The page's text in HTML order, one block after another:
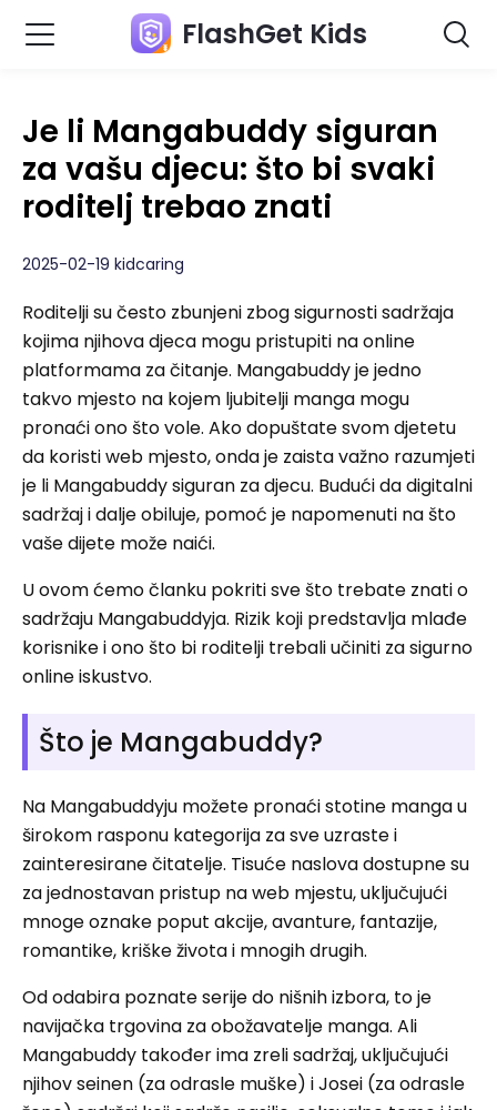
FlashGet Kids
Je li Mangabuddy siguran
za vašu djecu: što bi svaki
roditelj trebao znati
2025-02-19 kidcaring
Roditelji su često zbunjeni zbog sigurnosti sadržaja
kojima njihova djeca mogu pristupiti na online
platformama za čitanje. Mangabuddy je jedno
takvo mjesto na kojem ljubitelji manga mogu
pronaći ono što vole. Ako dopuštate svom djetetu
da koristi web mjesto, onda je zaista važno razumjeti
je li Mangabuddy siguran za djecu. Budući da digitalni
sadržaj i dalje obiluje, pomoć je napomenuti na što
vaše dijete može naići.
U ovom ćemo članku pokriti sve što trebate znati o
sadržaju Mangabuddyja. Rizik koji predstavlja mlađe
korisnike i ono što bi roditelji trebali učiniti za sigurno
online iskustvo.
Što je Mangabuddy?
Na Mangabuddyju možete pronaći stotine manga u
širokom rasponu kategorija za sve uzraste i
zainteresirane čitatelje. Tisuće naslova dostupne su
za jednostavan pristup na web mjestu, uključujući
mnoge oznake poput akcije, avanture, fantazije,
romantike, kriške života i mnogih drugih.
Od odabira poznate serije do nišnih izbora, to je
navijačka trgovina za obožavatelje manga. Ali
Mangabuddy također ima zreli sadržaj, uključujući
njihov seinen (za odrasle muške) i Josei (za odrasle